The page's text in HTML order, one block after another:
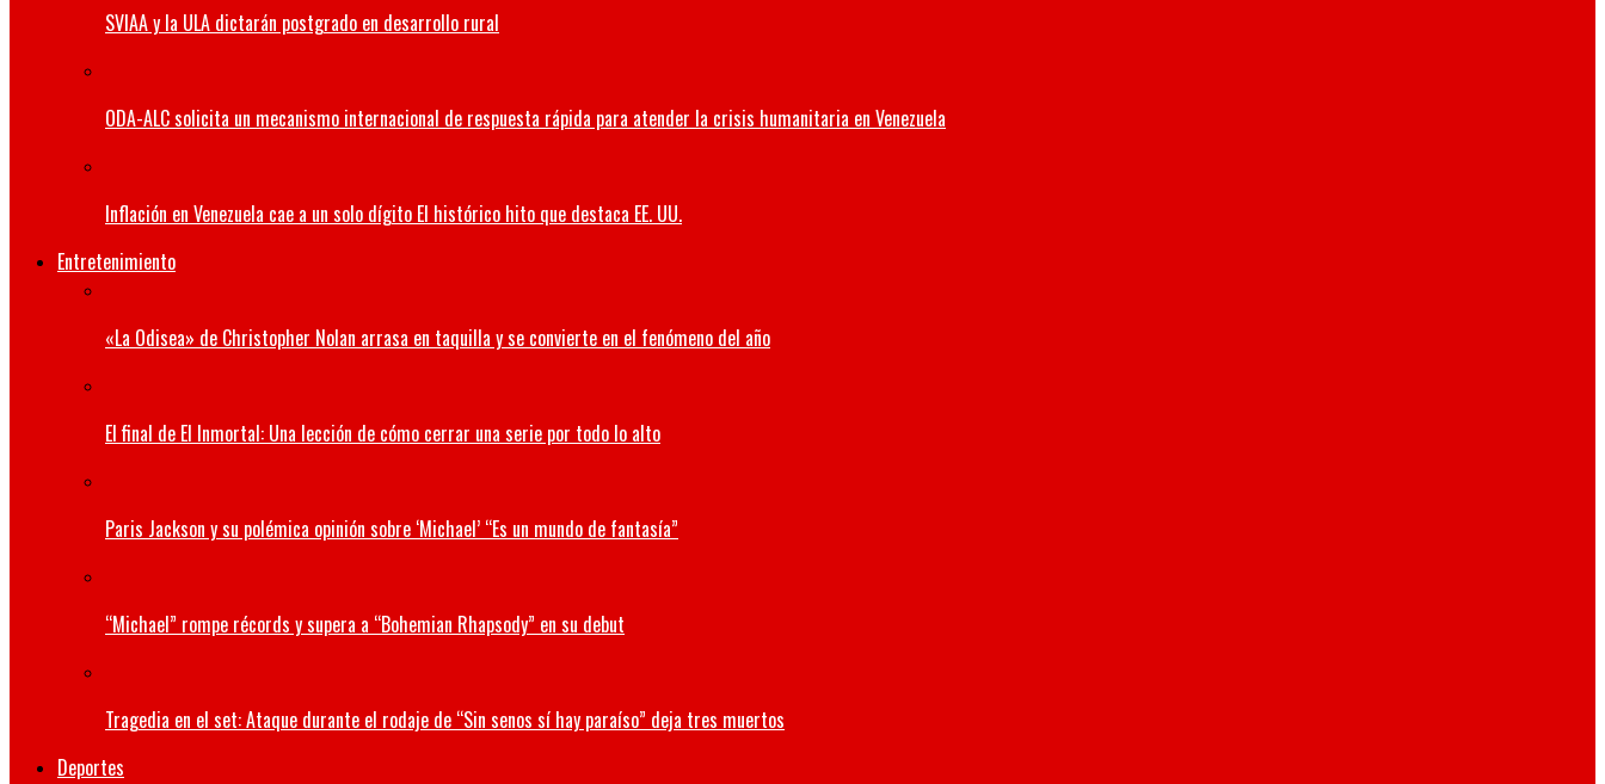
SVIAA y la ULA dictarán postgrado en desarrollo rural
ODA-ALC solicita un mecanismo internacional de respuesta rápida para atender la crisis humanitaria en Venezuela
Inflación en Venezuela cae a un solo dígito El histórico hito que destaca EE. UU.
Entretenimiento
«La Odisea» de Christopher Nolan arrasa en taquilla y se convierte en el fenómeno del año
El final de El Inmortal: Una lección de cómo cerrar una serie por todo lo alto
Paris Jackson y su polémica opinión sobre ‘Michael’ “Es un mundo de fantasía”
“Michael” rompe récords y supera a “Bohemian Rhapsody” en su debut
Tragedia en el set: Ataque durante el rodaje de “Sin senos sí hay paraíso” deja tres muertos
Deportes